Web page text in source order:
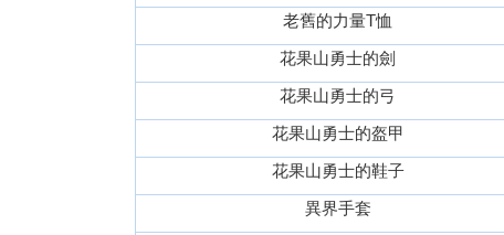
老舊的力量T恤
花果山勇士的劍
花果山勇士的弓
花果山勇士的盔甲
花果山勇士的鞋子
異界手套